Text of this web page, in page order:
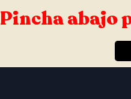
Pincha abajo